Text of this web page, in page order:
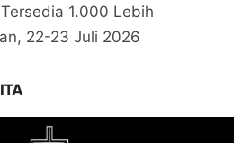
1.000 Lebih
22-23 Juli 2026